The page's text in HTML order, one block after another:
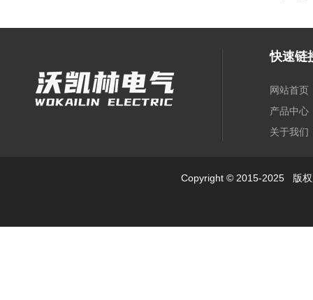
快速链
网站首页
产品中心
关于我们
Copyright © 2015-2025 版权